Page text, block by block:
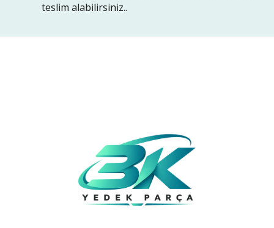
teslim alabilirsiniz..